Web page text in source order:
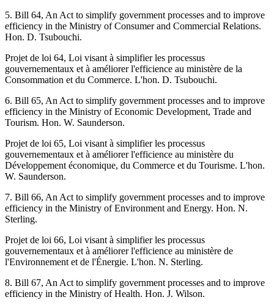
5. Bill 64, An Act to simplify government processes and to improve
efficiency in the Ministry of Consumer and Commercial Relations.
Hon. D. Tsubouchi.
Projet de loi 64, Loi visant à simplifier les processus
gouvernementaux et à améliorer l'efficience au ministère de la
Consommation et du Commerce. L'hon. D. Tsubouchi.
6. Bill 65, An Act to simplify government processes and to improve
efficiency in the Ministry of Economic Development, Trade and
Tourism. Hon. W. Saunderson.
Projet de loi 65, Loi visant à simplifier les processus
gouvernementaux et à améliorer l'efficience au ministère du
Développement économique, du Commerce et du Tourisme. L'hon.
W. Saunderson.
7. Bill 66, An Act to simplify government processes and to improve
efficiency in the Ministry of Environment and Energy. Hon. N.
Sterling.
Projet de loi 66, Loi visant à simplifier les processus
gouvernementaux et à améliorer l'efficience au ministère de
l'Environnement et de l'Énergie. L'hon. N. Sterling.
8. Bill 67, An Act to simplify government processes and to improve
efficiency in the Ministry of Health. Hon. J. Wilson.